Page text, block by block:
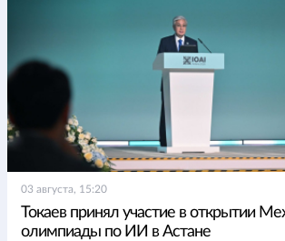
03 августа, 15:20
Токаев принял участие в открытии
олимпиады по ИИ в Астане